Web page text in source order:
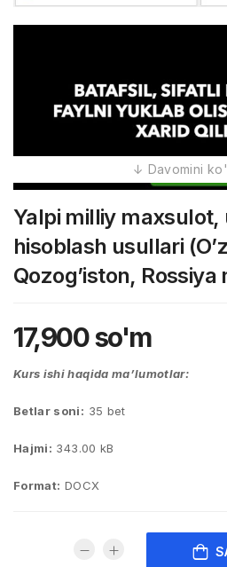
Yalpi milliy maxsulot,
hisoblash usullari
Qozog’iston, Rossiya
17,900so'm
Kurs ishi haqida ma’lumotlar:
Betlar soni: 35 bet
Hajmi: 343.00 kB
Format: DOCX